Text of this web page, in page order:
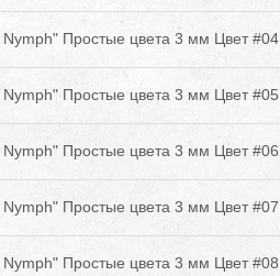
Простые цвета 3 мм Цвет #04
Простые цвета 3 мм Цвет #05
Простые цвета 3 мм Цвет #06
Простые цвета 3 мм Цвет #07
Простые цвета 3 мм Цвет #08